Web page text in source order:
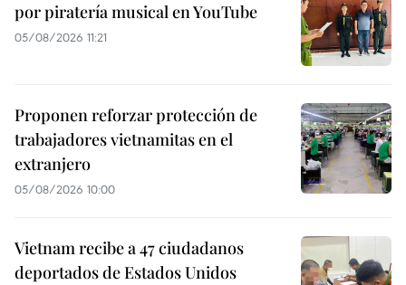
por piratería musical en YouTube
05/08/2026 11:21
Proponen reforzar protección de
trabajadores vietnamitas en el
extranjero
05/08/2026 10:00
Vietnam recibe a 47 ciudadanos
deportados de Estados Unidos